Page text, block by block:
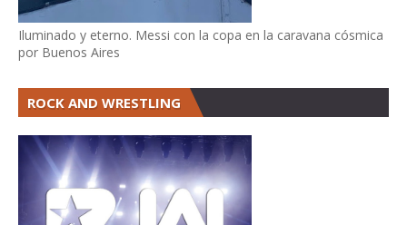
Iluminado y eterno. Messi con la copa en la caravana cósmica
por Buenos Aires
ROCK AND WRESTLING